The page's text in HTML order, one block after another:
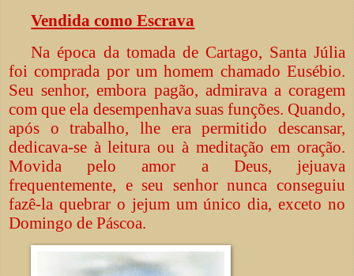
Vendida como Escrava
Na época da tomada de Cartago, Santa Júlia
foi comprada por um homem chamado Eusébio.
Seu senhor, embora pagão, admirava a coragem
com que ela desempenhava suas funções. Quando,
após o trabalho, lhe era permitido descansar,
dedicava-se à leitura ou à meditação em oração.
Movida pelo amor a Deus, jejuava
frequentemente, e seu senhor nunca conseguiu
fazê-la quebrar o jejum um único dia, exceto no
Domingo de Páscoa.